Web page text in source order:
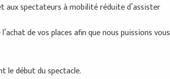
aux spectateurs à mobilité réduite d’assister
de vos places afin que nous puissions vous
le début du spectacle.